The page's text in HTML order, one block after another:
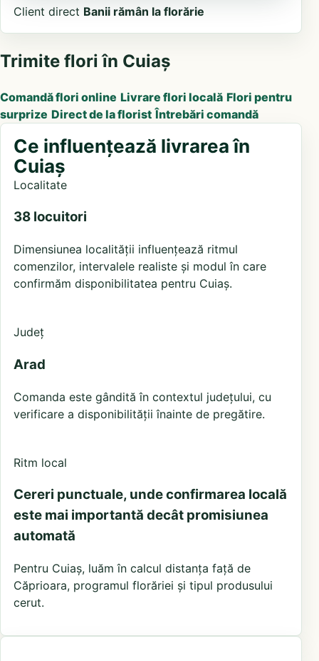
Client direct Banii rămân la florărie
Trimite flori în Cuiaș
Comandă flori online Livrare flori locală Flori pentru
surprize Direct de la florist Întrebări comandă
Ce influențează livrarea în
Cuiaș
Localitate
38 locuitori
Dimensiunea localității influențează ritmul
comenzilor, intervalele realiste și modul în care
confirmăm disponibilitatea pentru Cuiaș.
Județ
Arad
Comanda este gândită în contextul județului, cu
verificare a disponibilității înainte de pregătire.
Ritm local
Cereri punctuale, unde confirmarea locală
este mai importantă decât promisiunea
automată
Pentru Cuiaș, luăm în calcul distanța față de
Căprioara, programul florăriei și tipul produsului
cerut.